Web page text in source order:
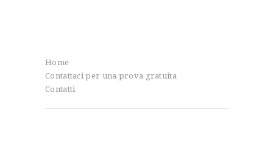
Home
Contattaci per una prova gratuita
Contatti